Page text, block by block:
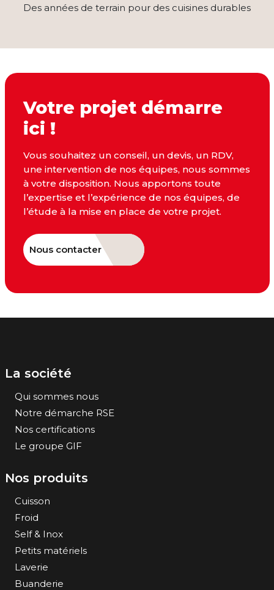
Des années de terrain pour des cuisines durables
Votre projet démarre
ici !
Vous souhaitez un conseil, un devis, un RDV,
une intervention de nos équipes, nous sommes
à votre disposition. Nous apportons toute
l’expertise et l’expérience de nos équipes, de
l’étude à la mise en place de votre projet.
Nous contacter
La société
Qui sommes nous
Notre démarche RSE
Nos certifications
Le groupe GIF
Nos produits
Cuisson
Froid
Self & Inox
Petits matériels
Laverie
Buanderie